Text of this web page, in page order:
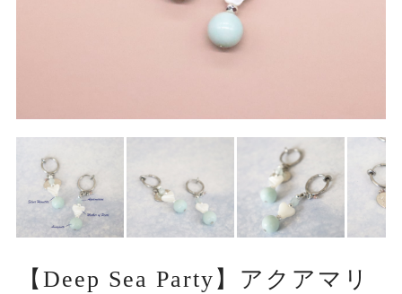
【Deep Sea Party】アクアマリ